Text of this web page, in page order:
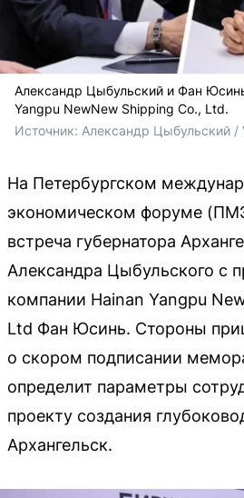
Александр Цыбульский и Фан
Yangpu NewNew Shipping Co., Ltd.
Источник: Александр Цыбульский /
На Петербургском
экономическом форуме
встреча губернатора
Александра Цыбульского с
компании Hainan Yangpu
Ltd Фан Юсинь. Стороны
о скором подписании
определит параметры
проекту создания
Архангельск.